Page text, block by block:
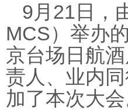
9月 21 日，
MCS）举办
京台场日航酒
责人、业内
加了本次大会